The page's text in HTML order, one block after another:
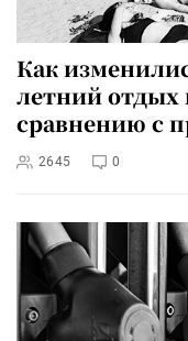
Как
летний отдых
сравнению с
2645 0